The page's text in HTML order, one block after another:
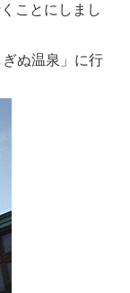
ことにしまし
ぬ温泉」に行